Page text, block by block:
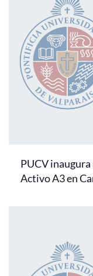
PUCV
Activo A3 en